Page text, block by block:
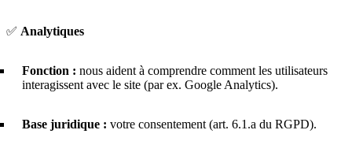
✅ Analytiques
Fonction : nous aident à comprendre comment les utilisateurs
interagissent avec le site (par ex. Google Analytics).
Base juridique : votre consentement (art. 6.1.a du RGPD).